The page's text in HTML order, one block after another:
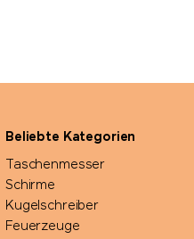
Beliebte Kategorien
Taschenmesser
Schirme
Kugelschreiber
Feuerzeuge